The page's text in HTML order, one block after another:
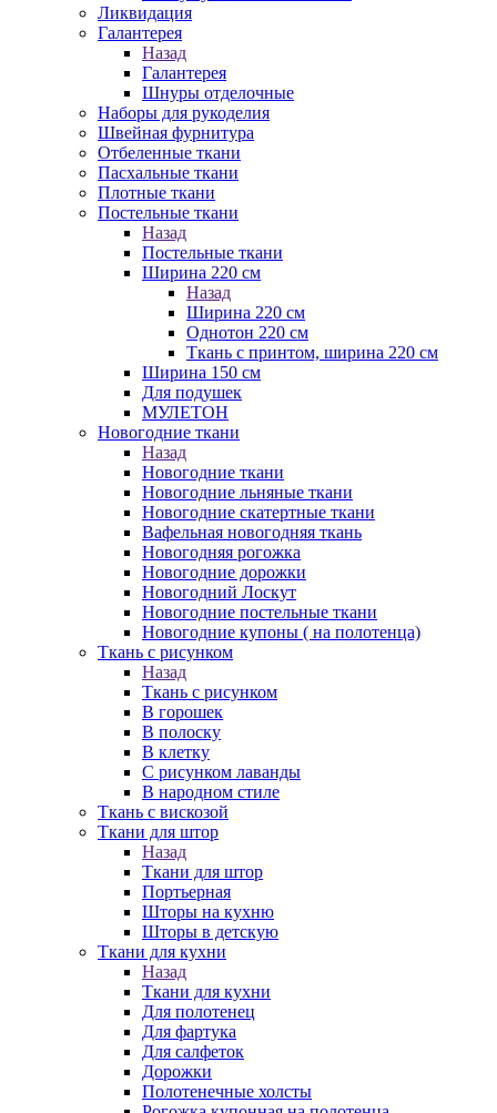
Ликвидация
Галантерея
Назад
Галантерея
Шнуры отделочные
Наборы для рукоделия
Швейная фурнитура
Отбеленные ткани
Пасхальные ткани
Плотные ткани
Постельные ткани
Назад
Постельные ткани
Ширина 220 см
Назад
Ширина 220 см
Однотон 220 см
Ткань с принтом, ширина 220 см
Ширина 150 см
Для подушек
МУЛЕТОН
Новогодние ткани
Назад
Новогодние ткани
Новогодние льняные ткани
Новогодние скатертные ткани
Вафельная новогодняя ткань
Новогодняя рогожка
Новогодние дорожки
Новогодний Лоскут
Новогодние постельные ткани
Новогодние купоны ( на полотенца)
Ткань с рисунком
Назад
Ткань с рисунком
В горошек
В полоску
В клетку
С рисунком лаванды
В народном стиле
Ткань с вискозой
Ткани для штор
Назад
Ткани для штор
Портьерная
Шторы на кухню
Шторы в детскую
Ткани для кухни
Назад
Ткани для кухни
Для полотенец
Для фартука
Для салфеток
Дорожки
Полотенечные холсты